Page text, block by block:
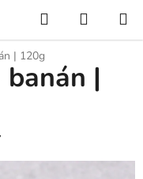
Hledat
KOŠÍK
| 120g
|